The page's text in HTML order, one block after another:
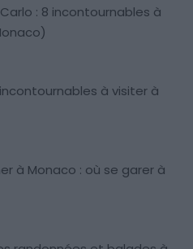
: 8 incontournables à
à visiter à
à Monaco : où se garer à